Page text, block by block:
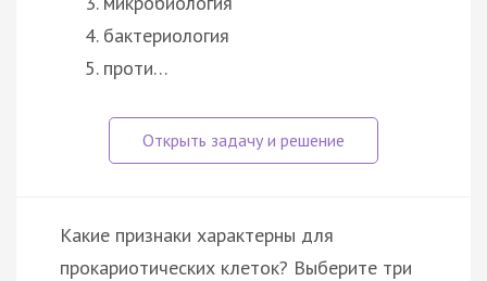
бактериология
проти…
Какие признаки характерны для
прокариотических клеток? Выберите три